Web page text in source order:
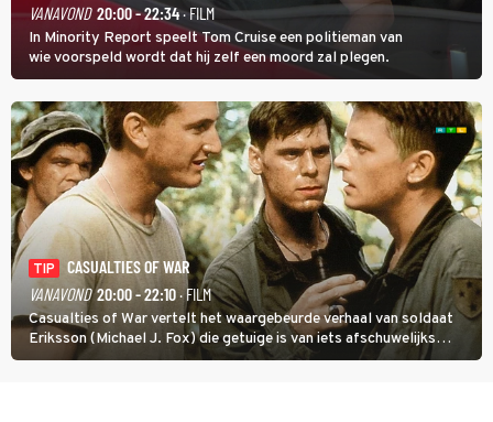
VANAVOND 20:00 - 22:34· FILM
In Minority Report speelt Tom Cruise een politieman van
wie voorspeld wordt dat hij zelf een moord zal plegen.
TIP
CASUALTIES OF WAR
VANAVOND 20:00 - 22:10· FILM
Casualties of War vertelt het waargebeurde verhaal van soldaat
Eriksson (Michael J. Fox) die getuige is van iets afschuwelijks
tijdens de Vietnamoorlog. Hij besluit uit de school te klappen.